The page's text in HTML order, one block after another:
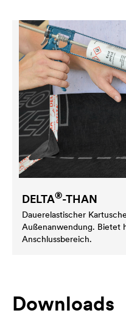
DELTA®-THAN
Dauerelastischer
Außenanwendung. Bietet
Anschlussbereich.
Downloads